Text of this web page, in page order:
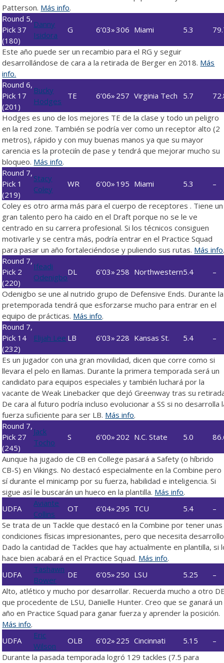
Patterson. Más info.
Round 5,
Pick 37
(180)
Danny
Isidora
G 6’03»306 Miami 5.3
Este año puede ser un recambio para el RG y seguir
desarrollándose de cara a la retirada de Berger en 2018. Más
info.
Round 6,
Pick 17
(201)
Bucky
Hodges
TE 6’06» 257 Virginia Tech 5.7
Hodges es uno de los mejores TE de la clase y todo un peligro
en la red zone. También se podría ver como un receptor alto (2
metros), rápido y con muy buenas manos ya que su mayor
carencia es la proteciín de pase y tendrá que mejorar mucho su
bloqueo. Más info.
Round 7,
Pick 1
(219)
Stacy
Coley
WR 6’00» 195 Miami 5.3 –
Coley es otro arma más para el cuerpo de receptores . Tiene un
gran talento pero ha caido en el Draft porque no se le ve
centrado en su carrera profesional. Si los técnicos consiguen
motivarle y se centra más, podría entrar en el Practice Squad
para pasar un año fortaleciéndose y puliendo sus rutas. Más info
Round 7,
Pick 2
(220)
Ifeadi
Odenigbo
DL 6’03» 258 Northwestern5.4 –
Odenigbo se une al nutrido grupo de Defensive Ends. Durante la
pretemporada tendrá que esforzarse mucho para entrar en el
equipo de prácticas. Más info.
Round 7,
Pick 14
(232)
Elijah Lee LB 6’03» 228 Kansas St. 5.4 –
Es un jugador con una gran movilidad, dicen que corre como si
llevara el pelo en llamas. Durante la primera temporada será un
candidato para equipos especiales y también luchará por la
vacante de Weak Linebacker que dejó Greenway tras su
De cara al futuro podría incluso evolucionar a SS si no desarrolla
fuerza suficiente para ser LB. Más info.
Round 7,
Pick 27
(245)
Jack
Tocho
S 6’00» 202 N.C. State 5.0
Aunque ha jugado de CB en College pasará a Safety (o híbrido
CB-S) en Vikings. No destacó especialmente en la Combine pero
sí durante el minicamp por su fuerza, habilidad e inteligencia. Si
sigue así le buscarán un hueco en la plantilla. Más info.
UDFA
Aviante
Collins
OT 6’04» 295 TCU 5.4
–
Se trata de un Tackle que destacó en la Combine por tener unas
condiciones físicas impresionantes, pero que necesita
Dado la cantidad de Tackles que hay actualmente en plantilla, si
hace bien acabará en el Practice Squad. Más info.
UDFA
Tashawn
Bower
DE 6’05» 250 LSU 5.25
–
Alto, atlético y mucho por desarrollar. Recuerda mucho a otro
que procedente de LSU, Danielle Hunter. Creo que se ganará un
año en Practice Squad para ganar fuerza y aprender la posición.
Más info.
UDFA
Eric
Wilson
OLB 6’02» 225 Cincinnati 5.15
–
Durante la pasada temporada logró 129 tackles (7.5 para